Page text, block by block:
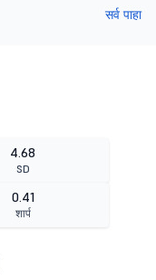
सर्व पाहा
4.68
SD
0.41
शार्प